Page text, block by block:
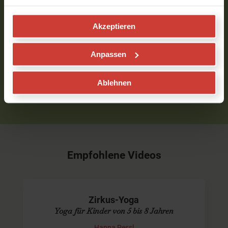
Akzeptieren
Anpassen
Ablehnen
Um Kommentare schreiben zu können, musst Du
BitteloggeDich zuerst ein bzw.registriereDich.
Empfohlene Videos
Zirkus-Yoga
Yoga für Kinder von 5 bis 8 Jahren